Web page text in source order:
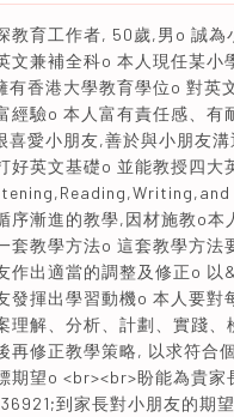
教育工作者, 50歲,男o 誠為
文兼補全科o 本人現任某小
有香港大學教育學位o 對英
經驗o 本人富有責任感、有
喜愛小朋友,善於與小朋友
好英文基礎o 並能教授四大
序漸進的教學,因材施教o本
套教學方法o 這套教學方法
作出適當的調整及修正o 以
發揮出學習動機o 本人要對
理解、分析、計劃、實踐、
再修正教學策略, 以求符合
期望o <br><br>盼能為貴家
到家長對小朋友的期